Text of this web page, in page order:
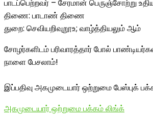
பாடப்பெற்றவர் – சேரமான் பெருஞ்சோற்று
திணை: பாடாண் திணை
துறை: செவியறிவுறூஉ; வாழ்த்தியலும் ஆம்
சோழர்களிடம் பரிவாரத்தார் போல்
நாளை பேசலாம்!
இப்பதிவு அகமுடையார் ஒற்றுமை பேஸ்புக்
அகமுடையார் ஒற்றுமை பக்கம் லிங்க்